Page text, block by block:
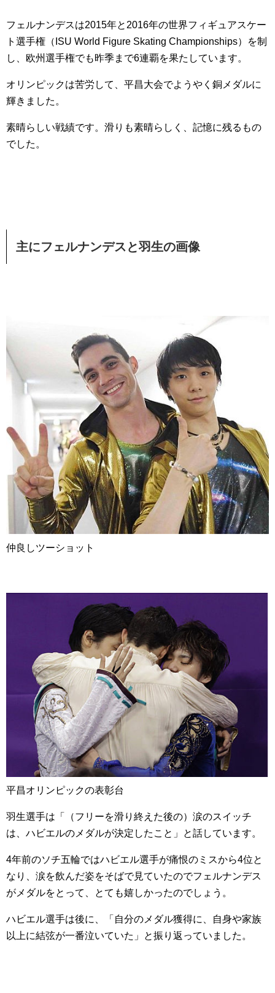
フェルナンデスは2015年と2016年の世界フィギュアスケー
ト選手権（ISU World Figure Skating Championships）を制
し、欧州選手権でも昨季まで6連覇を果たしています。
オリンピックは苦労して、平昌大会でようやく銅メダルに
輝きました。
素晴らしい戦績です。滑りも素晴らしく、記憶に残るもの
でした。
主にフェルナンデスと羽生の画像
仲良しツーショット
平昌オリンピックの表彰台
羽生選手は「（フリーを滑り終えた後の）涙のスイッチ
は、ハビエルのメダルが決定したこと」と話しています。
4年前のソチ五輪ではハビエル選手が痛恨のミスから4位と
なり、涙を飲んだ姿をそばで見ていたのでフェルナンデス
がメダルをとって、とても嬉しかったのでしょう。
ハビエル選手は後に、「自分のメダル獲得に、自身や家族
以上に結弦が一番泣いていた」と振り返っていました。